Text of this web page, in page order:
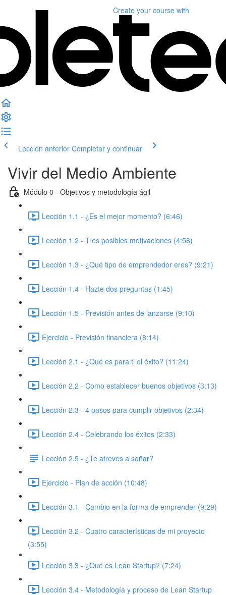
Create your course with
Lección anterior Completar y continuar
Vivir del Medio Ambiente
Módulo 0 - Objetivos y metodología ágil
Lección 1.1 - ¿Es el mejor momento? (6:46)
Lección 1.2 - Tres posibles motivaciones (4:58)
Lección 1.3 - ¿Qué tipo de emprendedor eres? (9:21)
Lección 1.4 - Hazte dos preguntas (1:45)
Lección 1.5 - Previsión antes de lanzarse (9:10)
Ejercicio - Previsión financiera (8:14)
Lección 2.1 - ¿Qué es para ti el éxito? (11:24)
Lección 2.2 - Como establecer buenos objetivos (3:13)
Lección 2.3 - 4 pasos para cumplir objetivos (2:34)
Lección 2.4 - Celebrando los éxitos (2:33)
Lección 2.5 - ¿Te atreves a soñar?
Ejercicio - Plan de acción (10:48)
Lección 3.1 - Cambio en la forma de emprender (9:29)
Lección 3.2 - Cuatro características de mi proyecto
(3:55)
Lección 3.3 - ¿Qué es Lean Startup? (7:24)
Lección 3.4 - Metodología y proceso de Lean Startup